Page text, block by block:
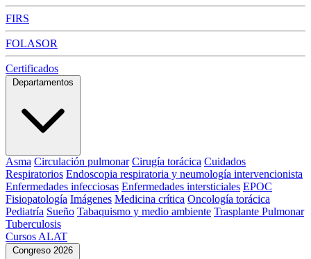
FIRS
FOLASOR
Certificados
Departamentos
Asma Circulación pulmonar Cirugía torácica Cuidados
Respiratorios Endoscopia respiratoria y neumología intervencionista
Enfermedades infecciosas Enfermedades intersticiales EPOC
Fisiopatología Imágenes Medicina crítica Oncología torácica
Pediatría Sueño Tabaquismo y medio ambiente Trasplante Pulmonar
Tuberculosis
Cursos ALAT
Congreso 2026